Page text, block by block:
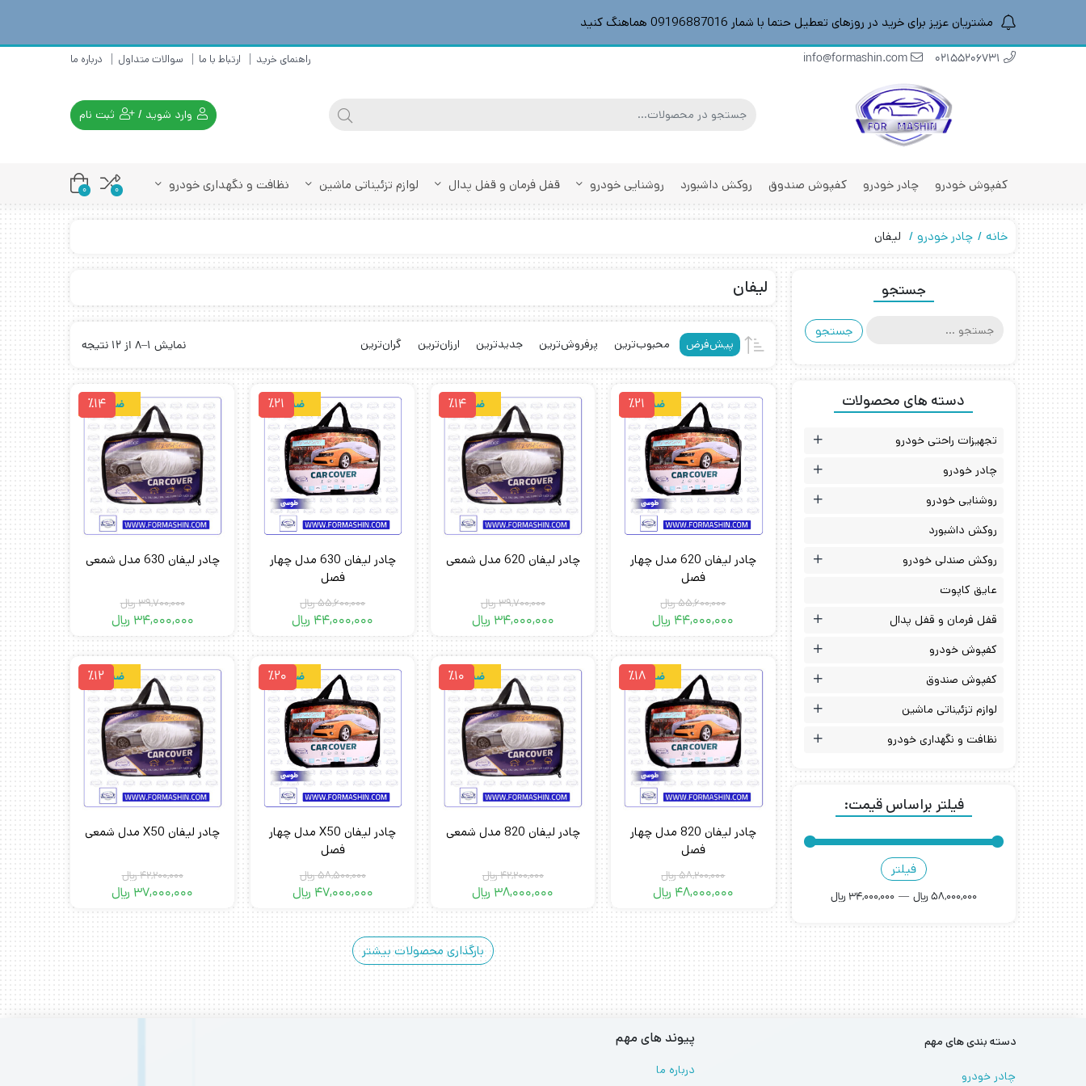
مشتریان عزیز برای خرید در روزهای تعطیل حتما با شمار 09196887016 هماهنگ کنید
راهنمای خرید ارتباط با ما سوالات متداول درباره ما
وارد شوید / ثبت نام
کفپوش خودرو چادر خودرو کفپوش صندوق روکش داشبورد روشنایی خودرو قفل فرمان و قفل پدال لوازم تزئیناتی ماشین نظافت و نگهداری خودرو 0
0
خانه چادر خودرو لیفان
لیفان
پیش‌فرض محبوب‌ترین پرفروش‌ترین جدیدترین ارزان‌ترین گران‌ترین نمایش 1–8 از 12 نتیجه
ضدآب٪21
چادر لیفان 620 مدل چهار
فصل
55,600,000﷼
44,000,000 ﷼
ضدآب
٪14
چادر لیفان 620 مدل شمعی
39,700,000﷼
34,000,000 ﷼
ضدآب٪21
چادر لیفان 630 مدل چهار
فصل
55,600,000﷼
44,000,000 ﷼
ضدآب
٪14
چادر لیفان 630 مدل شمعی
39,700,000﷼
34,000,000 ﷼
ضدآب٪18
چادر لیفان 820 مدل چهار
فصل
58,200,000﷼
48,000,000 ﷼
ضدآب٪10
چادر لیفان 820 مدل شمعی
42,200,000﷼
38,000,000 ﷼
ضدآب
٪20
چادر لیفان X50 مدل چهار
فصل
58,500,000﷼
47,000,000 ﷼
ضدآب٪12
چادر لیفان X50 مدل شمعی
42,200,000﷼
37,000,000 ﷼
بارگذاری محصولات بیشتر
جستجو
جستجو
برای:
دسته های محصولات
تجهیزات راحتی خودرو
چادر خودرو
روشنایی خودرو
روکش داشبورد
روکش صندلی خودرو
عایق کاپوت
قفل فرمان و قفل پدال
کفپوش خودرو
کفپوش صندوق
لوازم تزئیناتی ماشین
نظافت و نگهداری خودرو
فیلتر براساس قیمت:
فیلتر
34,000,000 ﷼ — 58,000,000 ﷼
دسته بندی های مهم
چادر خودرو
پیوند های مهم
درباره ما